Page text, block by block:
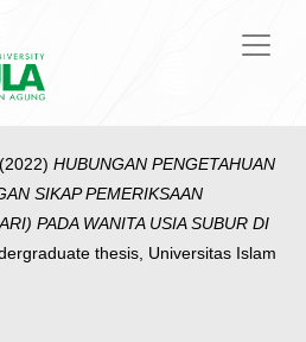
(2022) HUBUNGAN PENGETAHUAN
SIKAP PEMERIKSAAN
PADA WANITA USIA SUBUR DI
thesis, Universitas Islam